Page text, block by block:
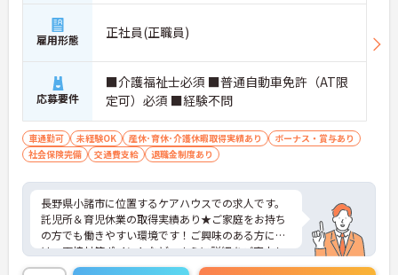
雇用形態 正社員(正職員)
応募要件
■介護福祉士必須 ■普通自動車免許（AT限
定可）必須 ■経験不問
車通勤可 未経験OK 産休･育休･介護休暇取得実績あり
ボーナス・賞与あり
社会保険完備
交通費支給 退職金制度あり
長野県小諸市に位置するケアハウスでの求人です。
託児所＆育児休業の取得実績あり★ご家庭をお持ち
の方でも働きやすい環境です！ご興味のある方に
は、面接対策ポイントなど、さらに詳細をご案内し
ますのでお気軽にご相談ください！